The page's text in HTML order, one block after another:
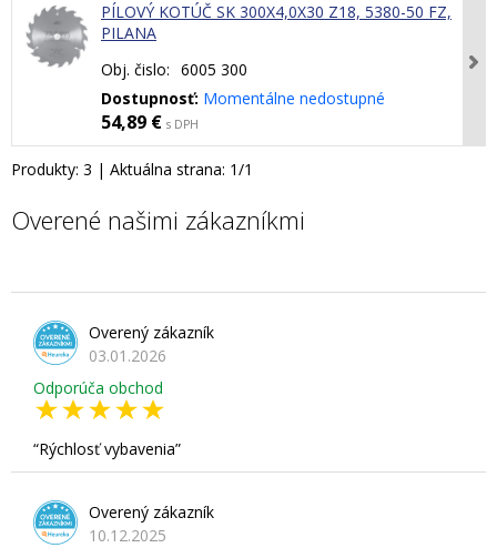
PÍLOVÝ KOTÚČ SK 300X4,0X30 Z18, 5380-50 FZ,
PILANA
Obj. čislo: 6005 300
Dostupnosť: Momentálne nedostupné
54,89 € s DPH
Produkty: 3 | Aktuálna strana: 1/1
Overené našimi zákazníkmi
Overený zákazník
03.01.2026
Odporúča obchod
Rýchlosť vybavenia
Overený zákazník
10.12.2025